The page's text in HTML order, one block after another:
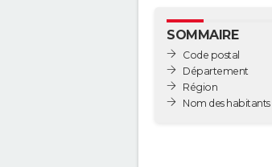
SOMMAIRE
Code postal
Département
Région
Nom des habitants